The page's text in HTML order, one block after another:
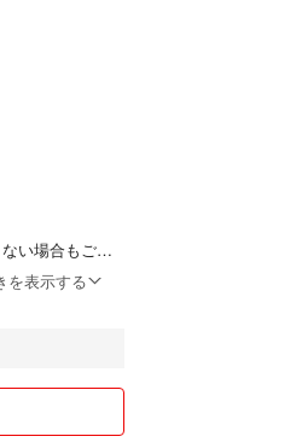
い場合もござ
を表示する